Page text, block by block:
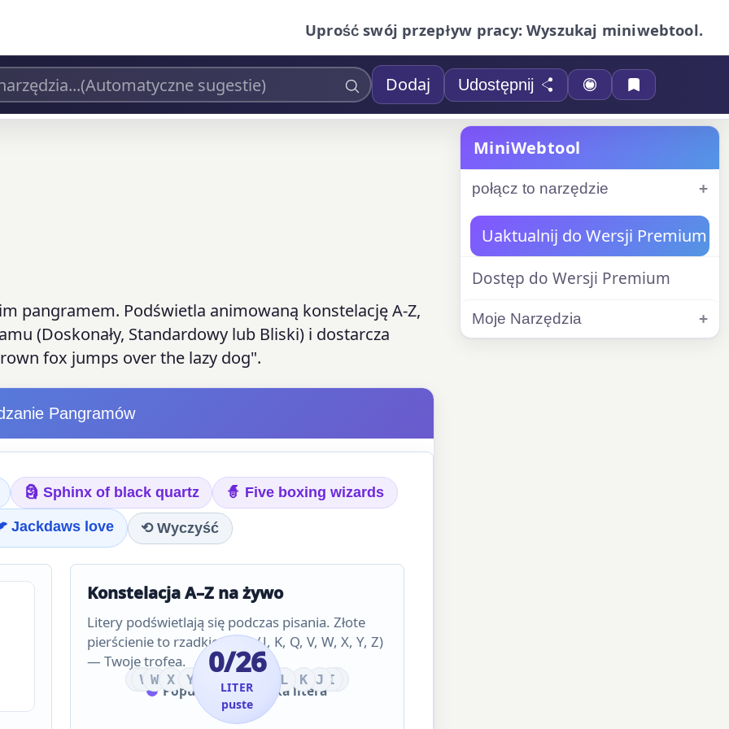
Uprość swój przepływ pracy: Wyszukaj miniwebtool.
Dodaj Udostępnij
pangramem. Podświetla animowaną konstelację A-Z,
(Doskonały, Standardowy lub Bliski) i dostarcza
fox jumps over the lazy dog".
Pangramów
🗿 Sphinx of black quartz 🧙 Five boxing wizards
Jackdaws love ⟲ Wyczyść
Konstelacja A–Z na żywo
Litery podświetlają się podczas pisania. Złote
pierścienie to rzadkie litery (J, K, Q, V, W, X, Y, Z)
— Twoje trofea.
C D E FGH
I
J
K
L
P
Q
R
S
TUV W X Y 0/26
LITER
puste
Popularna Rzadka litera
MiniWebtool
połącz to narzędzie
Uaktualnij do Wersji Premium
Dostęp do Wersji Premium
Moje Narzędzia